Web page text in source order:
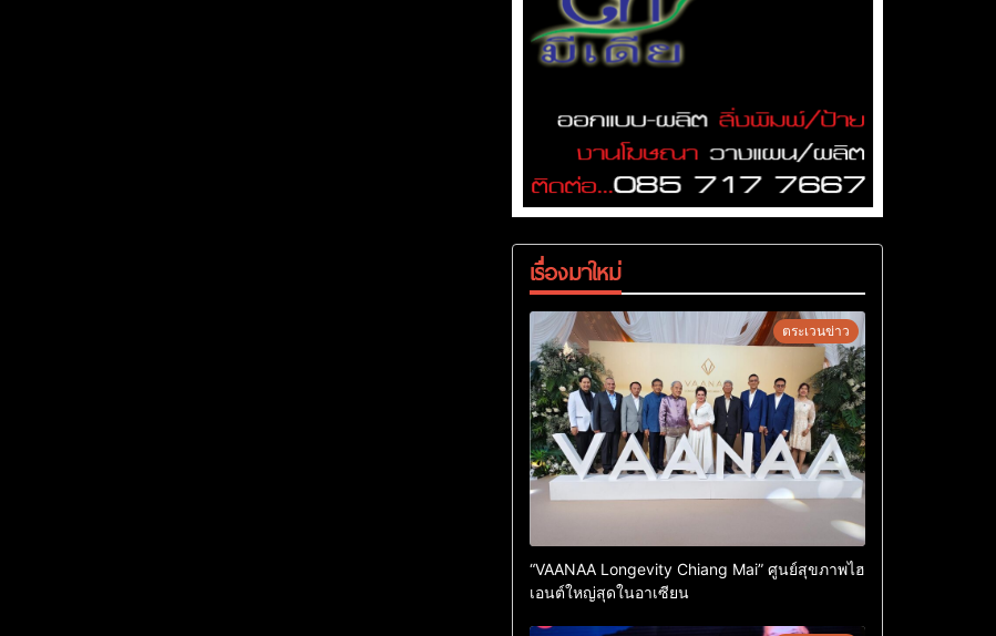
เรื่องมาใหม่
ตระเวนข่าว
“VAANAA Longevity Chiang Mai” ศูนย์สุขภาพไฮ
เอนต์ใหญ่สุดในอาเซียน